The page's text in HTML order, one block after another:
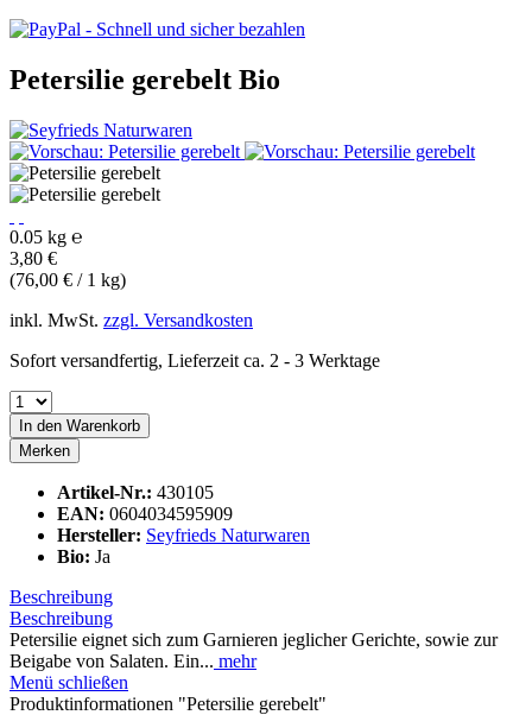
Petersilie gerebelt Bio
0.05 kg ℮
3,80 €
(76,00 € / 1 kg)
inkl. MwSt. zzgl. Versandkosten
Sofort versandfertig, Lieferzeit ca. 2 - 3 Werktage
In den Warenkorb
Merken
Artikel-Nr.: 430105
EAN: 0604034595909
Hersteller: Seyfrieds Naturwaren
Bio: Ja
Beschreibung
Beschreibung
Petersilie eignet sich zum Garnieren jeglicher Gerichte, sowie zur
Beigabe von Salaten. Ein... mehr
Menü schließen
Produktinformationen "Petersilie gerebelt"